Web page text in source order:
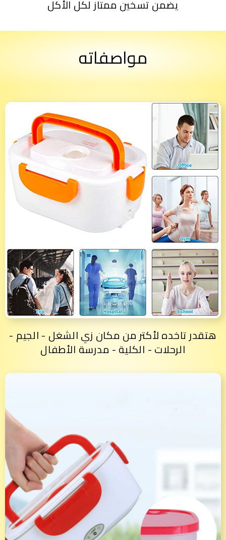
يضمن تسخين ممتاز لكل الأكل
مواصفاته
هتقدر تاخده لأكتر من مكان زي الشغل - الجيم -
الرحلات - الكلية - مدرسة الأطفال